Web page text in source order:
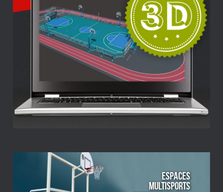
ESPACES
Multisports